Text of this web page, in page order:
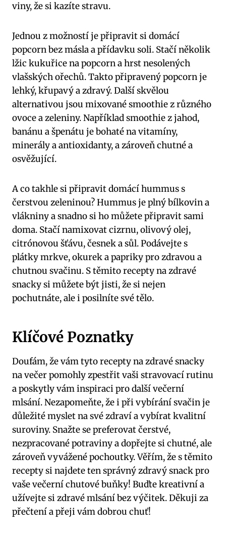
viny, že si kazíte stravu.
Jednou z možností je připravit si domácí
popcorn bez másla a přídavku soli. Stačí několik
lžic kukuřice na popcorn a hrst nesolených
vlašských ořechů. Takto připravený popcorn je
lehký, křupavý a zdravý. Další skvělou
alternativou jsou mixované smoothie z různého
ovoce a zeleniny. Například smoothie z jahod,
banánu a špenátu je bohaté na vitamíny,
minerály a antioxidanty, a zároveň chutné a
osvěžující.
A co takhle si připravit domácí hummus s
čerstvou zeleninou? Hummus je plný bílkovin a
vlákniny a snadno si ho můžete připravit sami
doma. Stačí namixovat cizrnu, olivový olej,
citrónovou šťávu, česnek a sůl. Podávejte s
plátky mrkve, okurek a papriky pro zdravou a
chutnou svačinu. S těmito recepty na zdravé
snacky si můžete být jisti, že si nejen
pochutnáte, ale i posilníte své tělo.
Klíčové Poznatky
Doufám, že vám tyto recepty na zdravé snacky
na večer pomohly zpestřit vaši stravovací rutinu
a poskytly vám inspiraci pro další večerní
mlsání. Nezapomeňte, že i při vybírání svačin je
důležité myslet na své zdraví a vybírat kvalitní
suroviny. Snažte se preferovat čerstvé,
nezpracované potraviny a dopřejte si chutné, ale
zároveň vyvážené pochoutky. Věřím, že s těmito
recepty si najdete ten správný zdravý snack pro
vaše večerní chutové buňky! Buďte kreativní a
užívejte si zdravé mlsání bez výčitek. Děkuji za
přečtení a přeji vám dobrou chuť!